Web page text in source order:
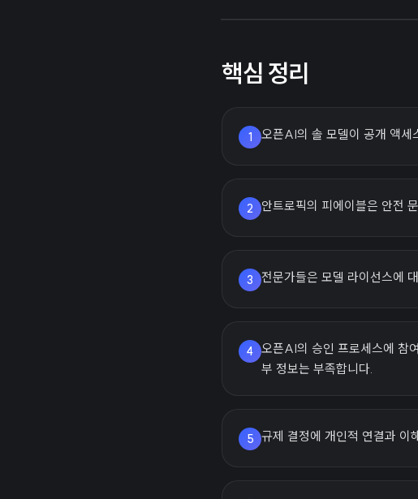
핵심 정리
1 오픈AI의 솔 모델이 공개 액세
2 안트로픽의 피에이블은 안전
3 전문가들은 모델 라이선스에
4 오픈AI의 승인 프로세스에 참
부 정보는 부족합니다.
5 규제 결정에 개인적 연결과 이